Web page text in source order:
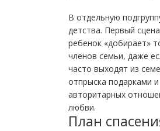
В отдельную
детства. Первый
ребенок «добирает»
членов семьи, даже
часто выходят из
отпрыска подарками
авторитарных
любви.
План